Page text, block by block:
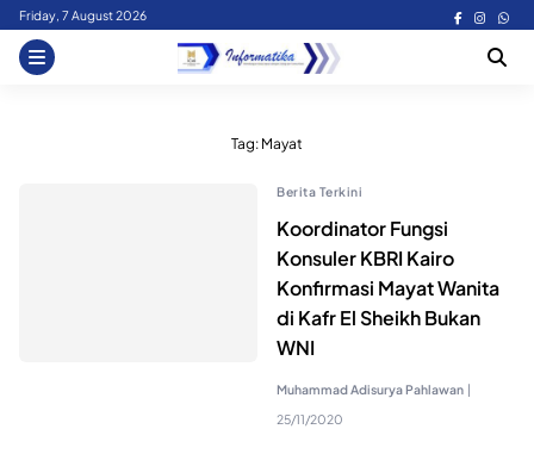
Skip
content
Friday, 7 August 2026
Tag: Mayat
Berita Terkini
Koordinator Fungsi
Konsuler KBRI Kairo
Konfirmasi Mayat Wanita
di Kafr El Sheikh Bukan
WNI
Muhammad Adisurya Pahlawan |
25/11/2020